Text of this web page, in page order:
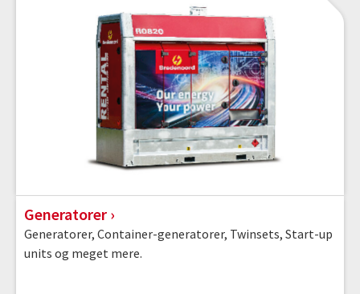
Generatorer
Generatorer, Container-generatorer, Twinsets, Start-up
units og meget mere.